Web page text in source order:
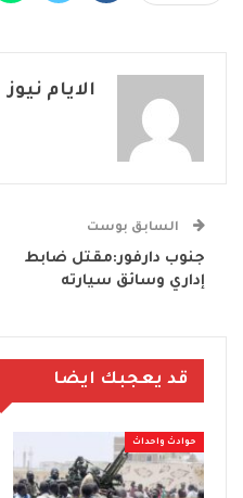
الايام نيوز
السابق بوست
جنوب دارفور:مقتل ضابط
إداري وسائق سيارته
قد يعجبك ايضا
حوادث واحداث